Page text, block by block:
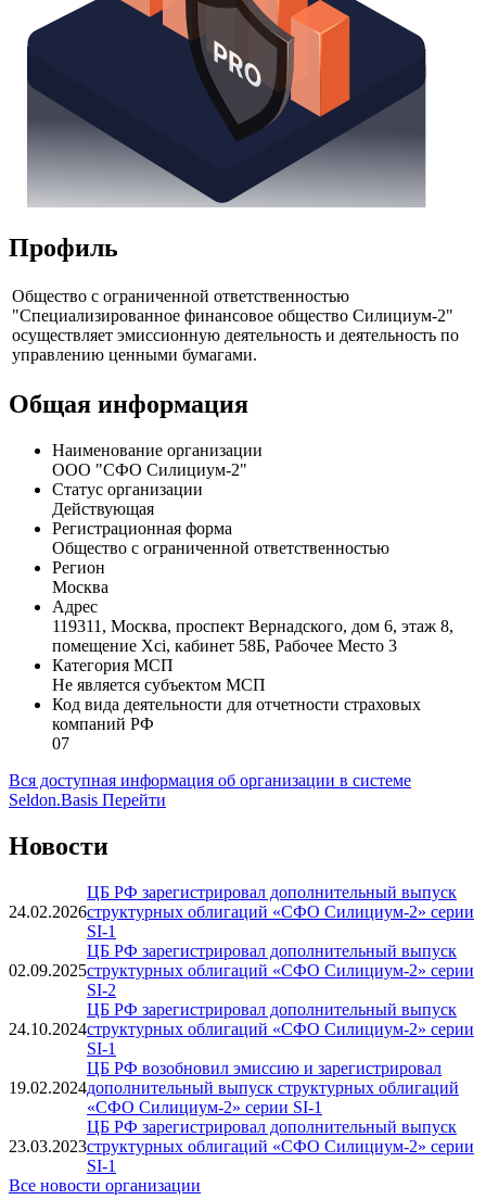
Профиль
Общество с ограниченной ответственностью
"Специализированное финансовое общество Силициум-2"
осуществляет эмиссионную деятельность и деятельность по
управлению ценными бумагами.
Общая информация
Наименование организации
ООО "СФО Силициум-2"
Статус организации
Действующая
Регистрационная форма
Общество с ограниченной ответственностью
Регион
Москва
Адрес
119311, Москва, проспект Вернадского, дом 6, этаж 8,
помещение Xci, кабинет 58Б, Рабочее Место 3
Категория МСП
Не является субъектом МСП
Код вида деятельности для отчетности страховых
компаний РФ
07
Вся доступная информация об организации в системе
Seldon.Basis Перейти
Новости
24.02.2026
ЦБ РФ зарегистрировал дополнительный выпуск
структурных облигаций «СФО Силициум-2» серии
SI-1
02.09.2025
ЦБ РФ зарегистрировал дополнительный выпуск
структурных облигаций «СФО Силициум-2» серии
SI-2
24.10.2024
ЦБ РФ зарегистрировал дополнительный выпуск
структурных облигаций «СФО Силициум-2» серии
SI-1
19.02.2024
ЦБ РФ возобновил эмиссию и зарегистрировал
дополнительный выпуск структурных облигаций
«СФО Силициум-2» серии SI-1
23.03.2023
ЦБ РФ зарегистрировал дополнительный выпуск
структурных облигаций «СФО Силициум-2» серии
SI-1
Все новости организации